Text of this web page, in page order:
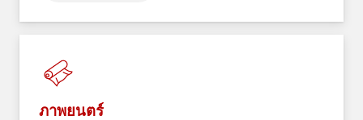
ภาพยนตร์